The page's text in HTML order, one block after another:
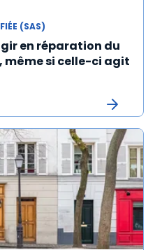
(SAS)
en réparation du
même si celle-ci agit